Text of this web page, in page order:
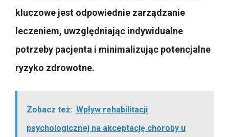
kluczowe jest odpowiednie zarządzanie
leczeniem, uwzględniając indywidualne
potrzeby pacjenta i minimalizując potencjalne
ryzyko zdrowotne.
Zobacz też: Wpływ rehabilitacji
psychologicznej na akceptację choroby u